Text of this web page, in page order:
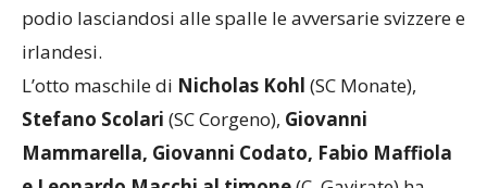
podio lasciandosi alle spalle le avversarie svizzere e
irlandesi.
L’otto maschile di Nicholas Kohl (SC Monate),
Stefano Scolari (SC Corgeno), Giovanni
Mammarella, Giovanni Codato, Fabio Maffiola